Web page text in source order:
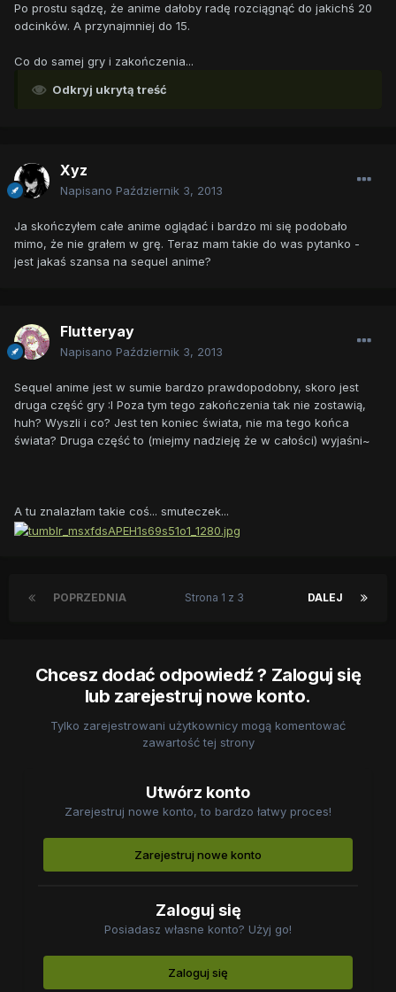
Po prostu sądzę, że anime dałoby radę rozciągnąć do jakichś 20
odcinków. A przynajmniej do 15.
Co do samej gry i zakończenia...
Odkryj ukrytą treść
Xyz
Napisano Październik 3, 2013
Ja skończyłem całe anime oglądać i bardzo mi się podobało
mimo, że nie grałem w grę. Teraz mam takie do was pytanko -
jest jakaś szansa na sequel anime?
Flutteryay
Napisano Październik 3, 2013
Sequel anime jest w sumie bardzo prawdopodobny, skoro jest
druga część gry :I Poza tym tego zakończenia tak nie zostawią,
huh? Wyszli i co? Jest ten koniec świata, nie ma tego końca
świata? Druga część to (miejmy nadzieję że w całości) wyjaśni~
A tu znalazłam takie coś... smuteczek...
POPRZEDNIA DALEJ
Strona 1 z 3
Chcesz dodać odpowiedź ? Zaloguj się
lub zarejestruj nowe konto.
Tylko zarejestrowani użytkownicy mogą komentować
zawartość tej strony
Utwórz konto
Zarejestruj nowe konto, to bardzo łatwy proces!
Zarejestruj nowe konto
Zaloguj się
Posiadasz własne konto? Użyj go!
Zaloguj się